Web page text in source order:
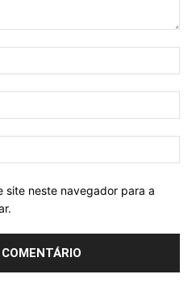
site neste navegador para a